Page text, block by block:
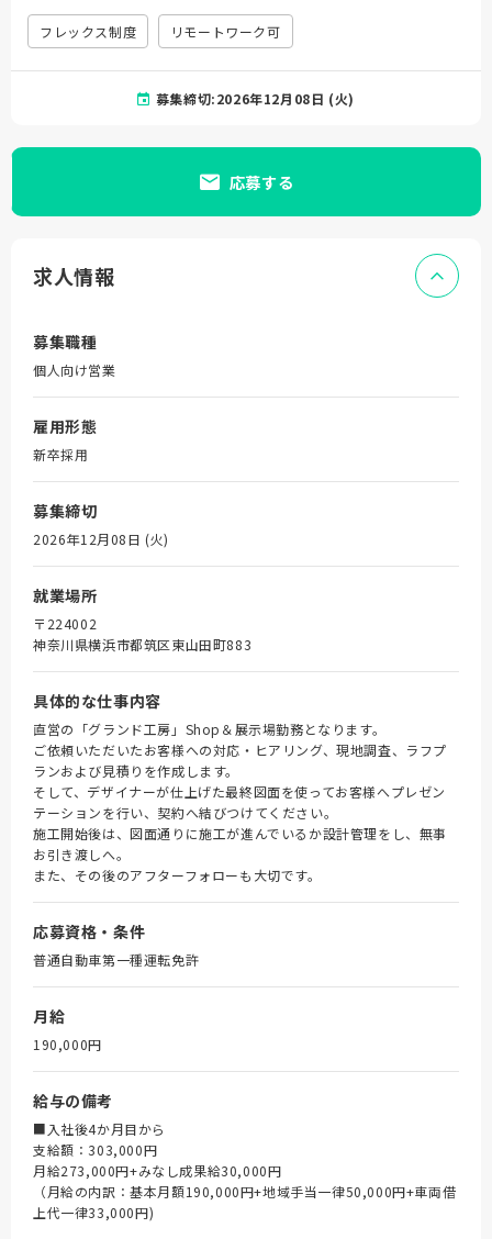
フレックス制度 リモートワーク可
募集締切:2026年12月08日 (火)
応募する
求人情報
募集職種
個人向け営業
雇用形態
新卒採用
募集締切
2026年12月08日 (火)
就業場所
〒224002
神奈川県横浜市都筑区東山田町883
具体的な仕事内容
直営の「グランド工房」Shop＆展示場勤務となります。
ご依頼いただいたお客様への対応・ヒアリング、現地調査、ラフプ
ランおよび見積りを作成します。
そして、デザイナーが仕上げた最終図面を使ってお客様へプレゼン
テーションを行い、契約へ結びつけてください。
施工開始後は、図面通りに施工が進んでいるか設計管理をし、無事
お引き渡しへ。
また、その後のアフターフォローも大切です。
応募資格・条件
普通自動車第一種運転免許
月給
190,000円
給与の備考
■入社後4か月目から
支給額：303,000円
月給273,000円+みなし成果給30,000円
（月給の内訳：基本月額190,000円+地域手当一律50,000円+車両借
上代一律33,000円)